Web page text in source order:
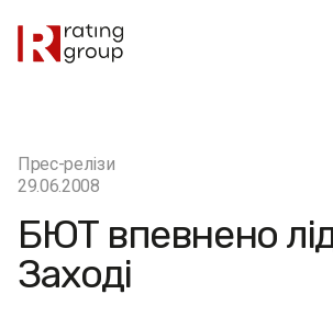
Прес-релізи
29.06.2008
БЮТ впевнено
Заході